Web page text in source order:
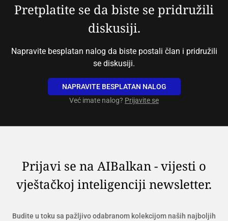
Pretplatite se da biste se pridružili
diskusiji.
Napravite besplatan nalog da biste postali član i pridružili
se diskusiji.
NAPRAVITE BESPLATAN NALOG
Već imate nalog? Prijavite se
Prijavi se na AIBalkan - vijesti o
vještačkoj inteligenciji newsletter.
Budite u toku sa pažljivo odabranom kolekcijom naših najboljih